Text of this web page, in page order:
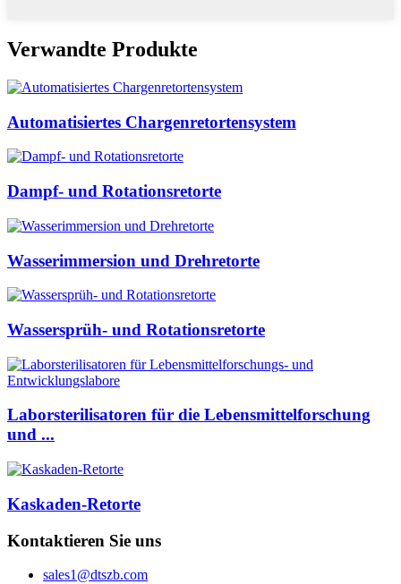
Verwandte Produkte
Automatisiertes Chargenretortensystem
Dampf- und Rotationsretorte
Wasserimmersion und Drehretorte
Wassersprüh- und Rotationsretorte
Laborsterilisatoren für die Lebensmittelforschung
und ...
Kaskaden-Retorte
Kontaktieren Sie uns
sales1@dtszb.com